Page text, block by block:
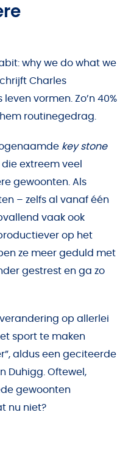
why we do what we
Charles
vormen. Zo’n 40%
routinegedrag.
key stone
extreem veel
gewoonten. Als
– zelfs al vanaf één
vaak ook
op het
ze meer geduld met
gestrest en ga zo
op allerlei
sport te maken
aldus een geciteerde
Duhigg. Oftewel,
gewoonten
nu niet?